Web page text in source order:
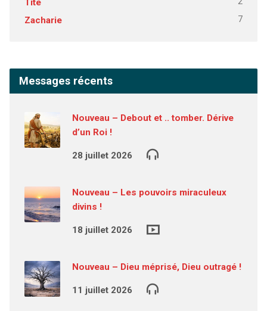
Tite
Zacharie 7
Messages récents
Nouveau – Debout et .. tomber. Dérive
d’un Roi !
28 juillet 2026
Nouveau – Les pouvoirs miraculeux
divins !
18 juillet 2026
Nouveau – Dieu méprisé, Dieu outragé !
11 juillet 2026